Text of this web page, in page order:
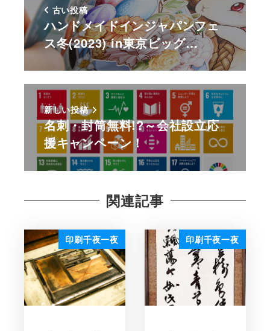
古い投稿
ハンドメイドインジャパンフェ
ス冬(2023) in東京ビッグ…
新しい投稿
名刺・封筒無料!?～会社設立応
援キャンペーン！
関連記事
印刷千夜一夜 印刷千夜一夜